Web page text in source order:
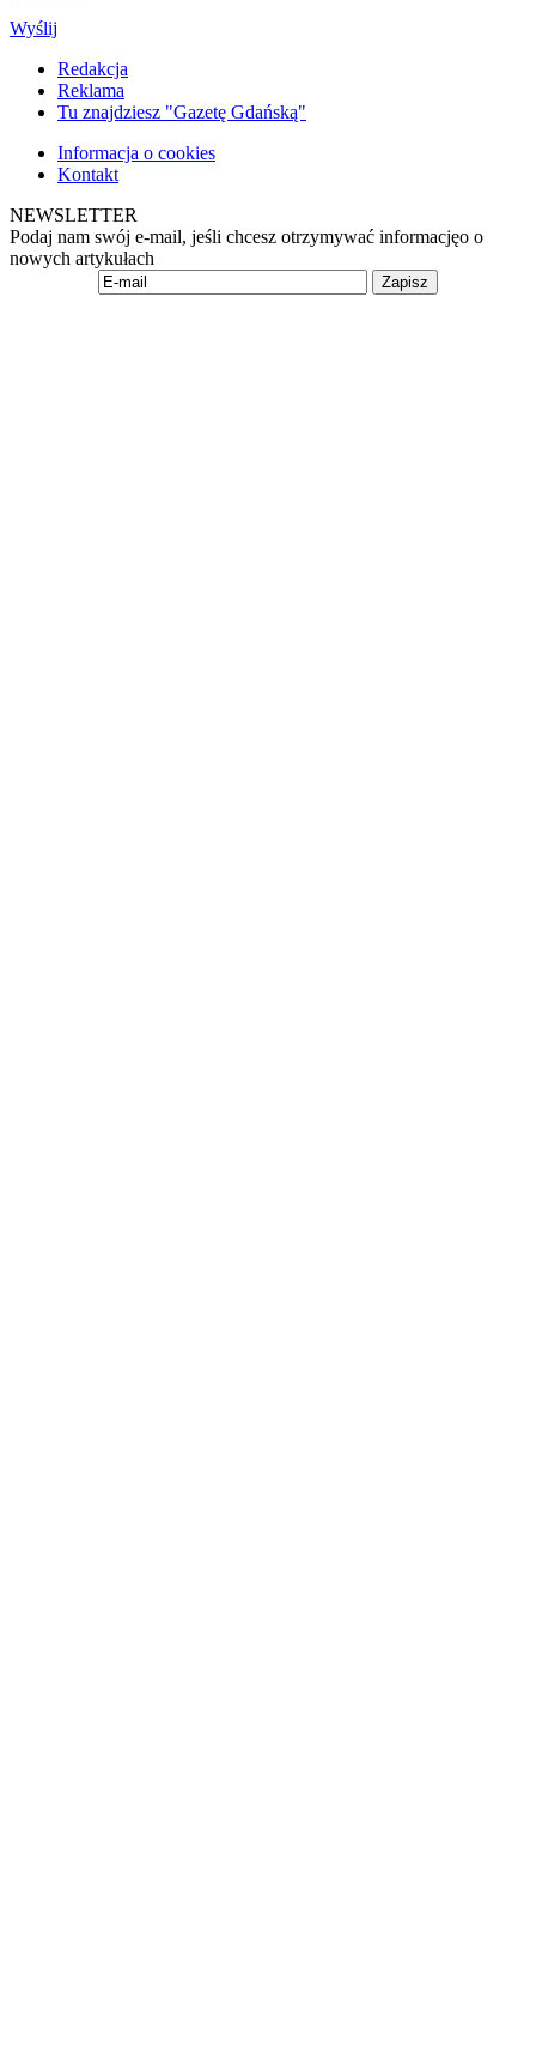
Wyślij
Redakcja
Reklama
Tu znajdziesz "Gazetę Gdańską"
Informacja o cookies
Kontakt
NEWSLETTER
Podaj nam swój e-mail, jeśli chcesz otrzymywać informacjęo o
nowych artykułach
Zapisz